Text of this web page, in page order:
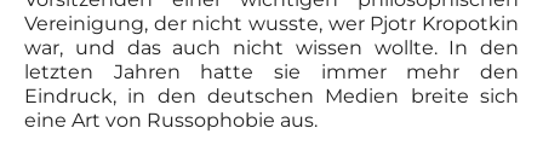
Vereinigung, der nicht wusste, wer Pjotr Kropotkin
war, und das auch nicht wissen wollte. In den
letzten Jahren hatte sie immer mehr den
Eindruck, in den deutschen Medien breite sich
eine Art von Russophobie aus.